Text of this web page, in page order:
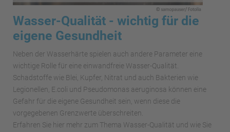
Wasser-Qualität - wichtig für die
eigene Gesundheit
Neben der Wasserhärte spielen auch andere Parameter eine
wichtige Rolle für eine einwandfreie Wasser-Qualität.
Schadstoffe wie Blei, Kupfer, Nitrat und auch Bakterien wie
Legionellen, E.coli und Pseudomonas aeruginosa können eine
Gefahr für die eigene Gesundheit sein, wenn diese die
vorgegebenen Grenzwerte überschreiten.
Erfahren Sie hier mehr zum Thema Wasser-Qualität und wie Sie